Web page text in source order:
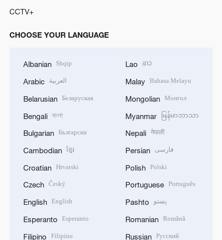
CCTV+
CHOOSE YOUR LANGUAGE
Albanian Shqip
Arabic العربية
Belarusian Беларуская
Bengali বাংলা
Bulgarian Български
Cambodian ខ្មែរ
Croatian Hrvatski
Czech Český
English English
Esperanto Esperanto
Filipino Filipino
Lao ລາວ
Malay Bahasa Melayu
Mongolian Монгол
Myanmar မြန်မာဘာသာ
Nepali नेपाली
Persian فارسی
Polish Polski
Portuguese Português
Pashto پښتو
Romanian Română
Russian Русский